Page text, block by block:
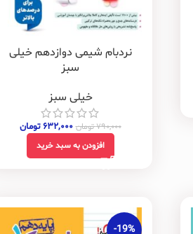
نردبام شیمی دوازدهم خیلی
سبز
خیلی سبز
۷۹۰,۰۰۰تومان ۶۳۲,۰۰۰ تومان
افزودن به سبد خرید
-19%